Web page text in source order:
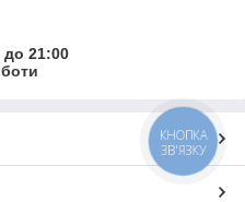
до 21:00
КНОПКА
ЗВ'ЯЗКУ